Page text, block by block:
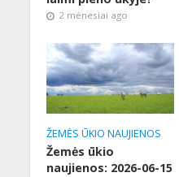
2 mėnesiai ago
ŽEMĖS ŪKIO NAUJIENOS
Žemės ūkio
naujienos: 2026-06-15